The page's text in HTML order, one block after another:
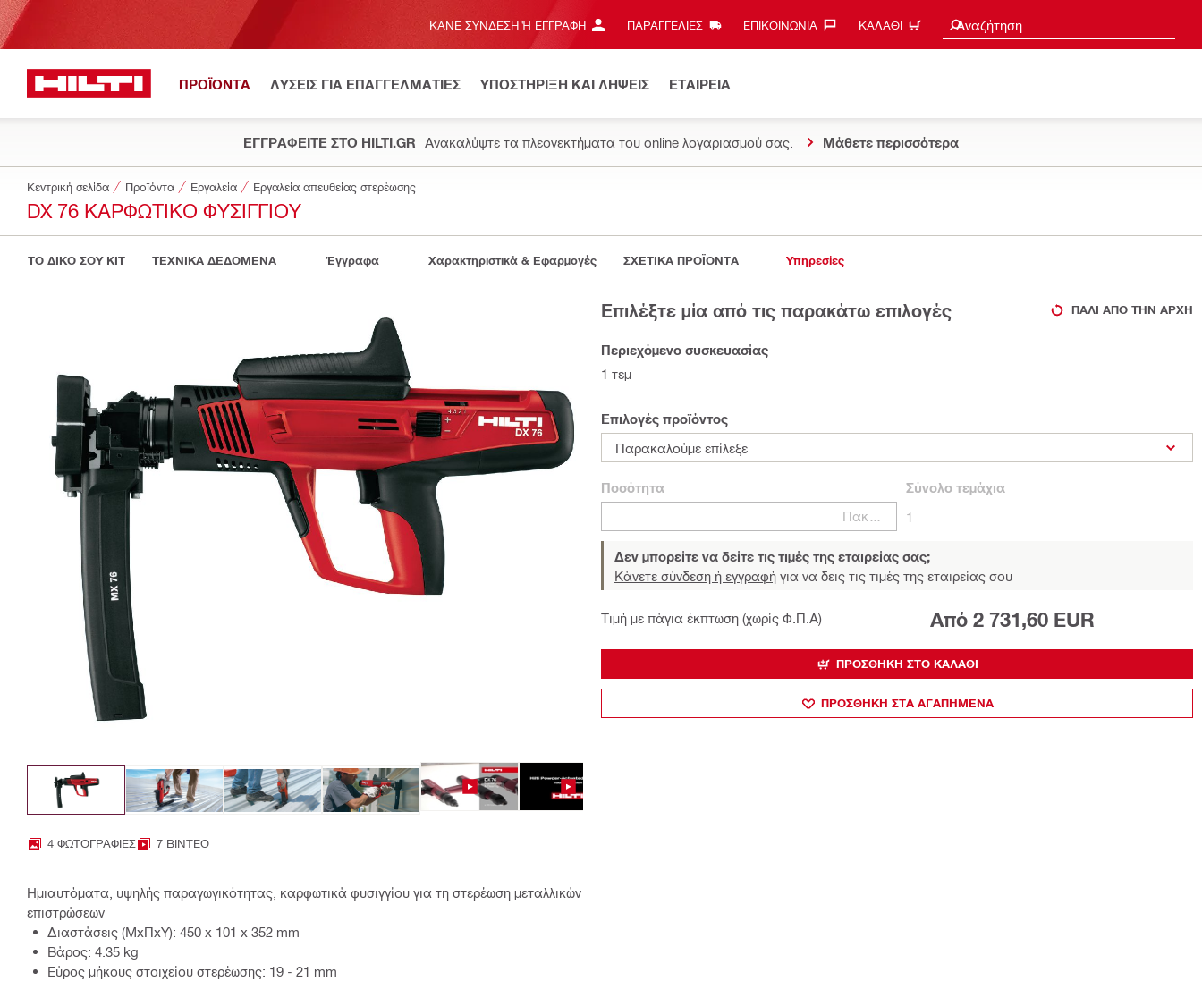
ΚΆΝΕ ΣΎΝΔΕΣΗ Ή ΕΓΓΡΑΦΉ ΠΑΡΑΓΓΕΛΙΕΣ ΕΠΙΚΟΙΝΩΝΊΑ‎ ΚΑΛΆΘΙ Αναζήτηση
Search suggestions
ΠΡΟΪΟΝΤΑ ΛΥΣΕΙΣ ΓΙΑ ΕΠΑΓΓΕΛΜΑΤΙΕΣ ΥΠΟΣΤΗΡΙΞΗ ΚΑΙ ΛΗΨΕΙΣ ΕΤΑΙΡΕΙΑ
ΕΓΓΡΑΦΕΙΤΕ ΣΤΟ HILTI.GR Ανακαλύψτε τα πλεονεκτήματα του online λογαριασμού σας. Μάθετε περισσότερα
Κεντρική σελίδα Προϊόντα Εργαλεία Εργαλεία απευθείας στερέωσης
DX 76 ΚΑΡΦΩΤΙΚΌ ΦΥΣΙΓΓΊΟΥ
ΤΟ ΔΙΚΟ ΣΟΥ KIT ΤΕΧΝΙΚΑ ΔΕΔΟΜΕΝΑ Έγγραφα Χαρακτηριστικά & Εφαρμογές ΣΧΕΤΙΚΑ ΠΡΟΪΟΝΤΑ Υπηρεσίες
4 ΦΩΤΟΓΡΑΦΊΕΣ 7 ΒΊΝΤΕΟ
Ημιαυτόματα, υψηλής παραγωγικότητας, καρφωτικά φυσιγγίου για τη στερέωση μεταλλικών
επιστρώσεων
Διαστάσεις (ΜxΠxΥ): 450 x 101 x 352 mm
Βάρος: 4.35 kg
Εύρος μήκους στοιχείου στερέωσης: 19 - 21 mm
Επιλέξτε μία από τις παρακάτω επιλογές ΠΆΛΙ ΑΠΌ ΤΗΝ ΑΡΧΉ
Περιεχόμενο συσκευασίας
1 τεμ
Επιλογές προϊόντος
Παρακαλούμε επίλεξε
Ποσότητα
Σύνολο τεμάχια
1
Δεν μπορείτε να δείτε τις τιμές της εταιρείας σας;
Κάνετε σύνδεση ή εγγραφή για να δεις τις τιμές της εταιρείας σου
Τιμή με πάγια έκπτωση (χωρίς Φ.Π.Α) Από 2 731,60 EUR
ΠΡΟΣΘΉΚΗ ΣΤΟ ΚΑΛΆΘΙ
ΠΡΟΣΘΗΚΗ ΣΤΑ ΑΓΑΠΗΜΕΝΑ